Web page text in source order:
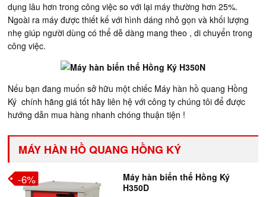
dụng lâu hơn trong công việc so với lại máy thường hơn 25%.
Ngoài ra máy được thiết kế với hình dáng nhỏ gọn và khối lượng
nhẹ giúp người dùng có thể dễ dàng mang theo , di chuyển trong
công việc.
Nếu bạn đang muốn sở hữu một chiếc Máy hàn hồ quang Hồng
Ký chính hãng giá tốt hãy liên hệ với công ty chúng tôi để được
hướng dẫn mua hàng nhanh chóng thuận tiện !
MÁY HÀN HỒ QUANG HỒNG KÝ
Máy hàn biến thế Hồng Ký
H350D
-6%